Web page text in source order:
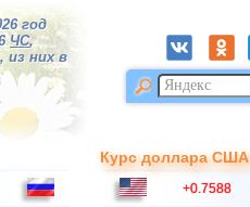
год
ЧС,
из них в
Курс доллара США
+0.7588